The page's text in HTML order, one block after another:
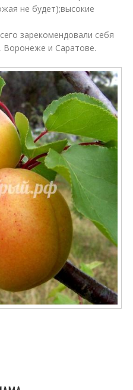
не будет);высокие
зарекомендовали себя
Воронеже и Саратове.